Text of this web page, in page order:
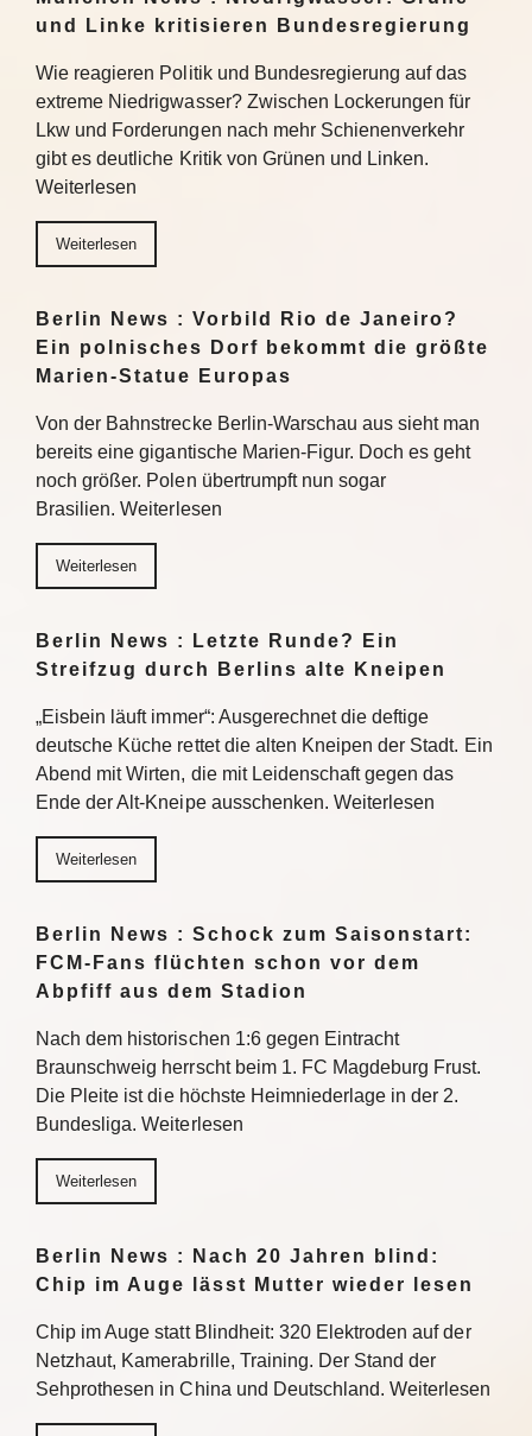
und Linke kritisieren Bundesregierung
Wie reagieren Politik und Bundesregierung auf das
extreme Niedrigwasser? Zwischen Lockerungen für
Lkw und Forderungen nach mehr Schienenverkehr
gibt es deutliche Kritik von Grünen und Linken.
Weiterlesen
Weiterlesen
Berlin News : Vorbild Rio de Janeiro?
Ein polnisches Dorf bekommt die größte
Marien-Statue Europas
Von der Bahnstrecke Berlin-Warschau aus sieht man
bereits eine gigantische Marien-Figur. Doch es geht
noch größer. Polen übertrumpft nun sogar
Brasilien. Weiterlesen
Weiterlesen
Berlin News : Letzte Runde? Ein
Streifzug durch Berlins alte Kneipen
„Eisbein läuft immer“: Ausgerechnet die deftige
deutsche Küche rettet die alten Kneipen der Stadt. Ein
Abend mit Wirten, die mit Leidenschaft gegen das
Ende der Alt-Kneipe ausschenken. Weiterlesen
Weiterlesen
Berlin News : Schock zum Saisonstart:
FCM-Fans flüchten schon vor dem
Abpfiff aus dem Stadion
Nach dem historischen 1:6 gegen Eintracht
Braunschweig herrscht beim 1. FC Magdeburg Frust.
Die Pleite ist die höchste Heimniederlage in der 2.
Bundesliga. Weiterlesen
Weiterlesen
Berlin News : Nach 20 Jahren blind:
Chip im Auge lässt Mutter wieder lesen
Chip im Auge statt Blindheit: 320 Elektroden auf der
Netzhaut, Kamerabrille, Training. Der Stand der
Sehprothesen in China und Deutschland. Weiterlesen